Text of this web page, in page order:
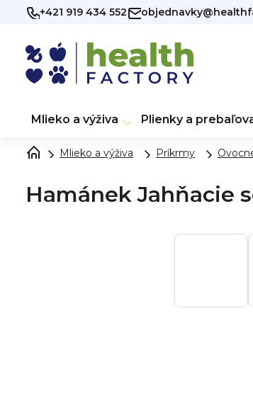
Prejsť +421 919 434 552
Mlieko a výživa Plienky a
Mlieko a výživa Príkrmy
Hamánek Jahňacie